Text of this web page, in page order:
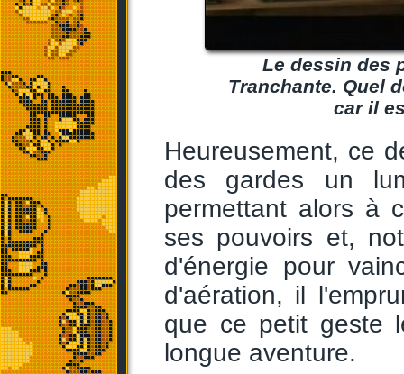
Le dessin des
Tranchante. Quel
car il
Heureusement, ce
des gardes un
permettant alors à
ses pouvoirs et,
d'énergie pour
d'aération, il
que ce petit geste
longue aventure.